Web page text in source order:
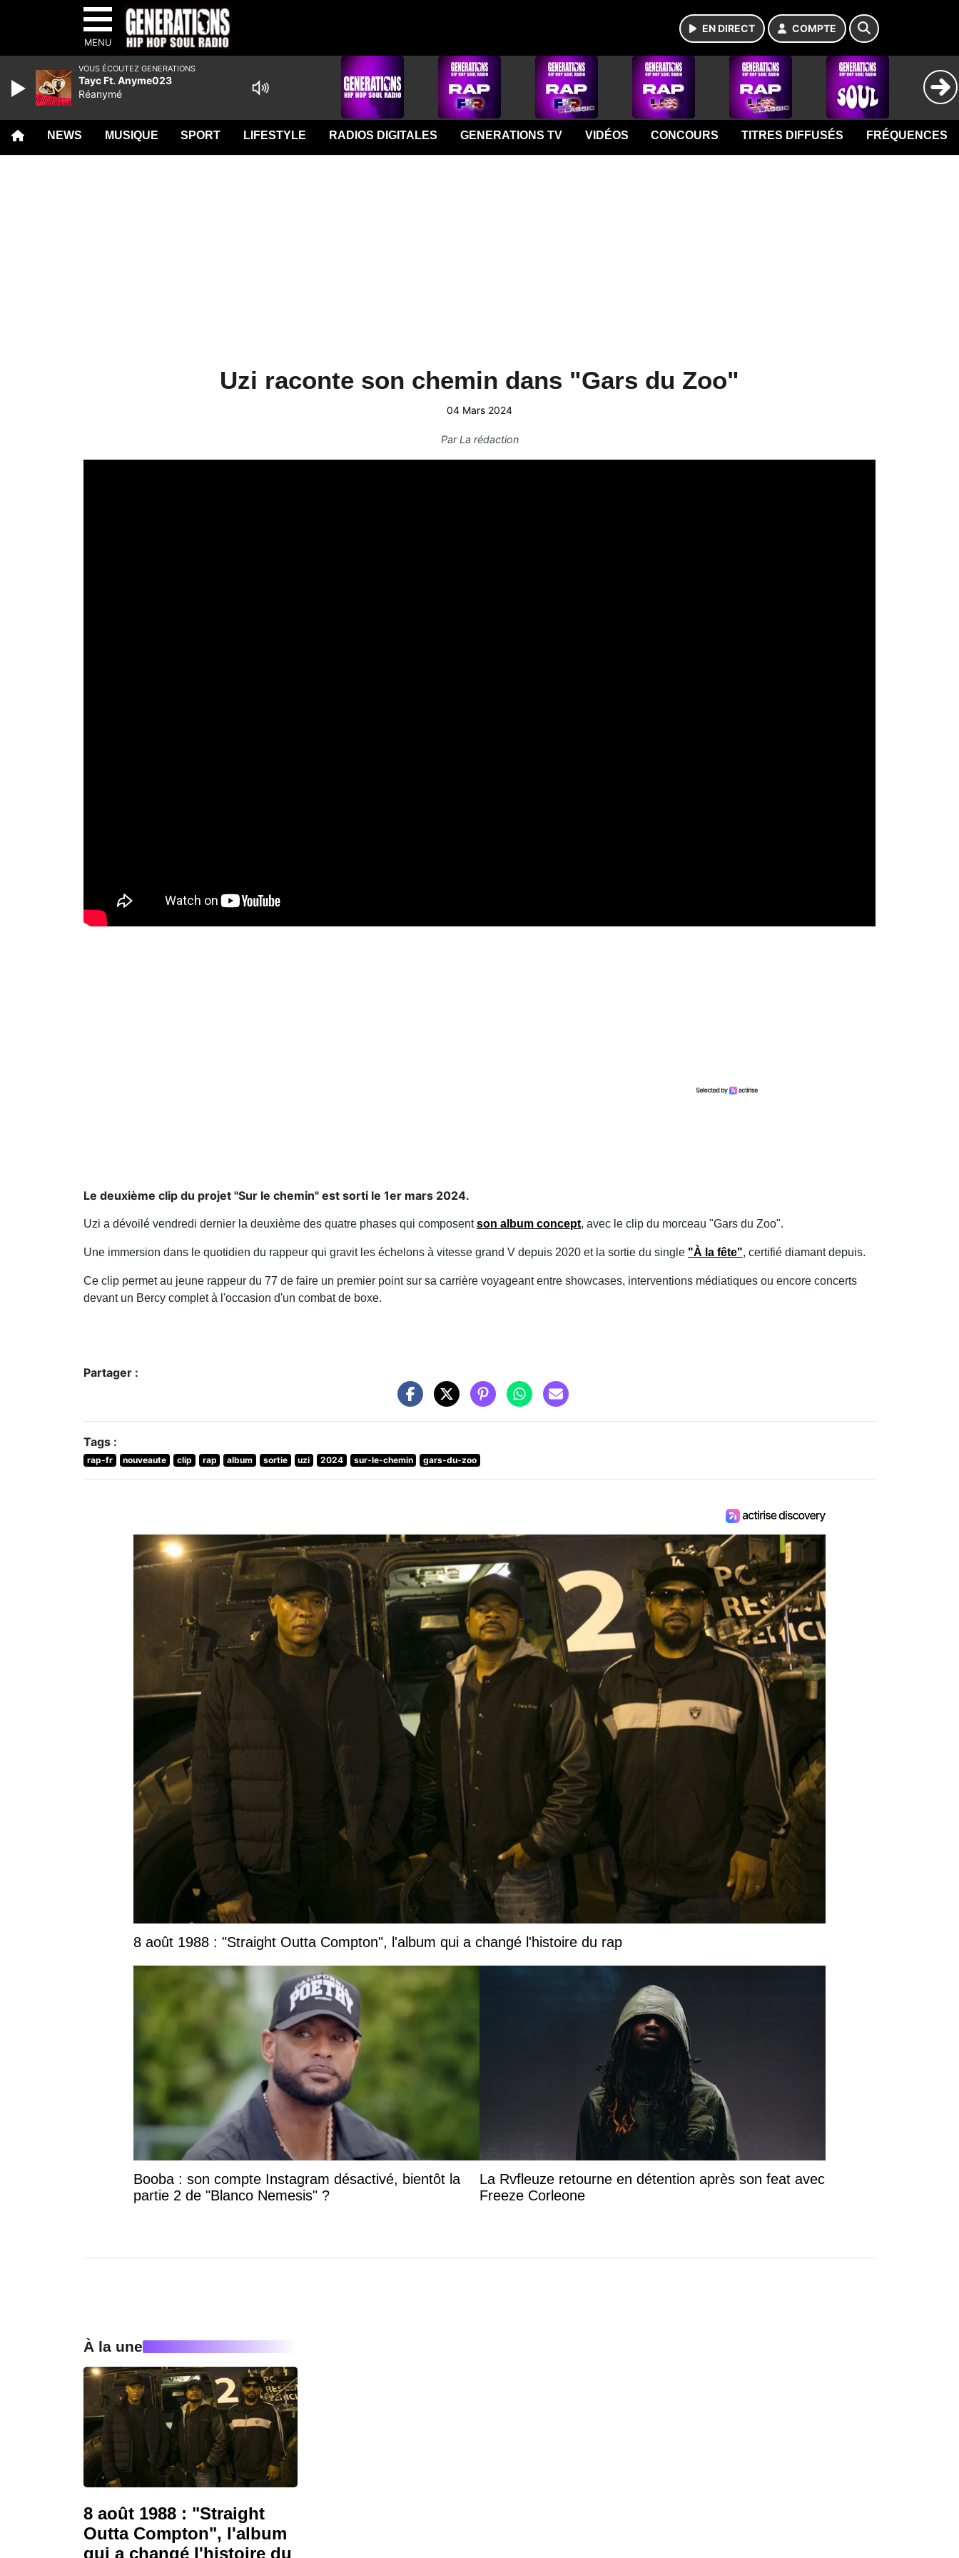
MENU
EN DIRECT COMPTE
NEWS MUSIQUE SPORT LIFESTYLE RADIOS DIGITALES GENERATIONS TV VIDÉOS CONCOURS TITRES DIFFUSÉS FRÉQUENCES
Uzi raconte son chemin dans "Gars du Zoo"
04 Mars 2024
ParLa rédaction
Le deuxième clip du projet "Sur le chemin" est sorti le 1er mars 2024.
Uzi a dévoilé vendredi dernier la deuxième des quatre phases qui composentson album concept, avec le clip du morceau "Gars du Zoo".
Une immersion dans le quotidien du rappeur qui gravit les échelons à vitesse grand V depuis 2020 et la sortie du single "À la fête", certifié diamant depuis.
Ce clip permet au jeune rappeur du 77 de faire un premier point sur sa carrière voyageant entre showcases, interventions médiatiques ou encore concerts
devant un Bercy complet à l'occasion d'un combat de boxe.
Partager :
Tags :
rap-fr nouveaute clip rap album sortie uzi 2024 sur-le-chemin gars-du-zoo
8 août 1988 : "Straight Outta Compton", l'album qui a changé l'histoire du rap
Booba : son compte Instagram désactivé, bientôt la
partie 2 de "Blanco Nemesis" ?
La Rvfleuze retourne en détention après son feat avec
Freeze Corleone
À la une
8 août 1988 : "Straight
Outta Compton", l'album
qui a changé l'histoire du
VOUS ÉCOUTEZ GENERATIONS
Tayc Ft. Anyme023
Réanymé